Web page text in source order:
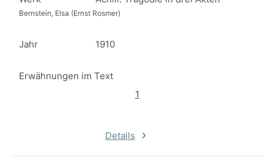
Bernstein, Elsa (Ernst Rosmer)
Jahr 1910
Erwähnungen im Text
1
Details